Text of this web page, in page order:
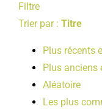
Filtre
Trier par : Titre
Plus récents
Plus anciens
Aléatoire
Les plus